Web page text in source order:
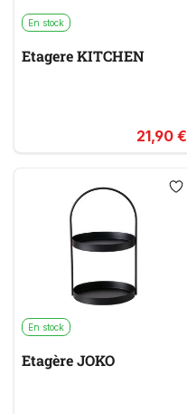
En stock
Etagere KITCHEN
21,90 €
En stock
Etagère JOKO